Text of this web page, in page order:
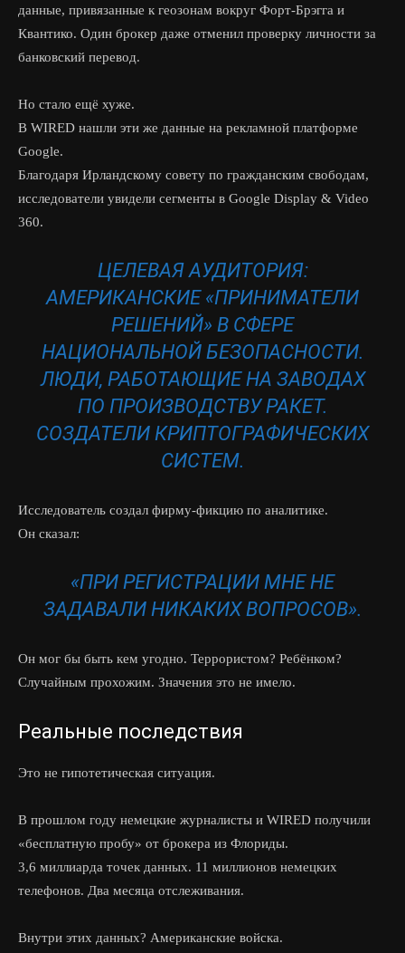
данные, привязанные к геозонам вокруг Форт-Брэгга и
Квантико. Один брокер даже отменил проверку личности за
банковский перевод.
Но стало ещё хуже.
В WIRED нашли эти же данные на рекламной платформе
Google.
Благодаря Ирландскому совету по гражданским свободам,
исследователи увидели сегменты в Google Display & Video
360.
ЦЕЛЕВАЯ АУДИТОРИЯ:
АМЕРИКАНСКИЕ «ПРИНИМАТЕЛИ
РЕШЕНИЙ» В СФЕРЕ
НАЦИОНАЛЬНОЙ БЕЗОПАСНОСТИ.
ЛЮДИ, РАБОТАЮЩИЕ НА ЗАВОДАХ
ПО ПРОИЗВОДСТВУ РАКЕТ.
СОЗДАТЕЛИ КРИПТОГРАФИЧЕСКИХ
СИСТЕМ.
Исследователь создал фирму-фикцию по аналитике.
Он сказал:
«ПРИ РЕГИСТРАЦИИ МНЕ НЕ
ЗАДАВАЛИ НИКАКИХ ВОПРОСОВ».
Он мог бы быть кем угодно. Террористом? Ребёнком?
Случайным прохожим. Значения это не имело.
Реальные последствия
Это не гипотетическая ситуация.
В прошлом году немецкие журналисты и WIRED получили
«бесплатную пробу» от брокера из Флориды.
3,6 миллиарда точек данных. 11 миллионов немецких
телефонов. Два месяца отслеживания.
Внутри этих данных? Американские войска.